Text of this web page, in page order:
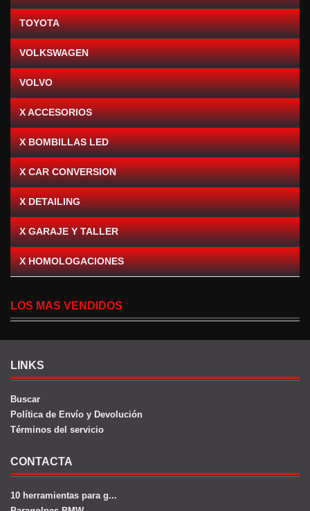
TOYOTA
VOLKSWAGEN
VOLVO
X ACCESORIOS
X BOMBILLAS LED
X CAR CONVERSION
X DETAILING
X GARAJE Y TALLER
X HOMOLOGACIONES
LOS MAS VENDIDOS
LINKS
Buscar
Política de Envío y Devolución
Términos del servicio
CONTACTA
10 herramientas para g...